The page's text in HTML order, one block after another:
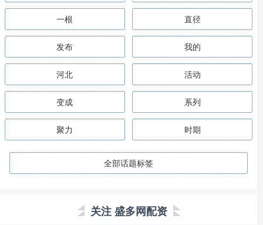
一根 直径
发布 我的
河北 活动
变成 系列
聚力 时期
全部话题标签
关注 盛多网配资